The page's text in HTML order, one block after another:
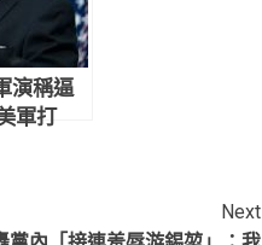
演稱逼
軍打
Next